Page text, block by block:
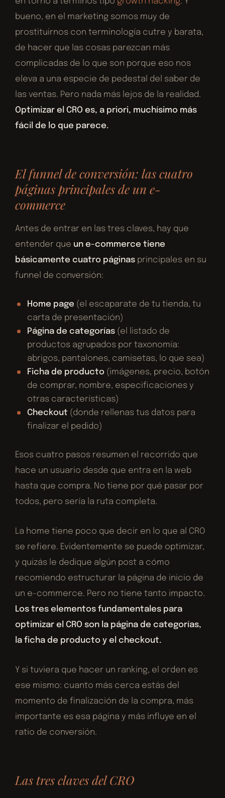
bueno, en el marketing somos muy de
prostituirnos con terminología cutre y barata,
de hacer que las cosas parezcan más
complicadas de lo que son porque eso nos
eleva a una especie de pedestal del saber de
las ventas. Pero nada más lejos de la realidad.
Optimizar el CRO es, a priori, muchísimo más
fácil de lo que parece.
El funnel de conversión: las cuatro
páginas principales de un e-
commerce
Antes de entrar en las tres claves, hay que
entender que un e-commerce tiene
básicamente cuatro páginas principales en su
funnel de conversión:
Home page (el escaparate de tu tienda, tu
carta de presentación)
Página de categorías (el listado de
productos agrupados por taxonomía:
abrigos, pantalones, camisetas, lo que sea)
Ficha de producto (imágenes, precio, botón
de comprar, nombre, especificaciones y
otras características)
Checkout (donde rellenas tus datos para
finalizar el pedido)
Esos cuatro pasos resumen el recorrido que
hace un usuario desde que entra en la web
hasta que compra. No tiene por qué pasar por
todos, pero sería la ruta completa.
La home tiene poco que decir en lo que al CRO
se refiere. Evidentemente se puede optimizar,
y quizás le dedique algún post a cómo
recomiendo estructurar la página de inicio de
un e-commerce. Pero no tiene tanto impacto.
Los tres elementos fundamentales para
optimizar el CRO son la página de categorías,
la ficha de producto y el checkout.
Y si tuviera que hacer un ranking, el orden es
ese mismo: cuanto más cerca estás del
momento de finalización de la compra, más
importante es esa página y más influye en el
ratio de conversión.
Las tres claves del CRO